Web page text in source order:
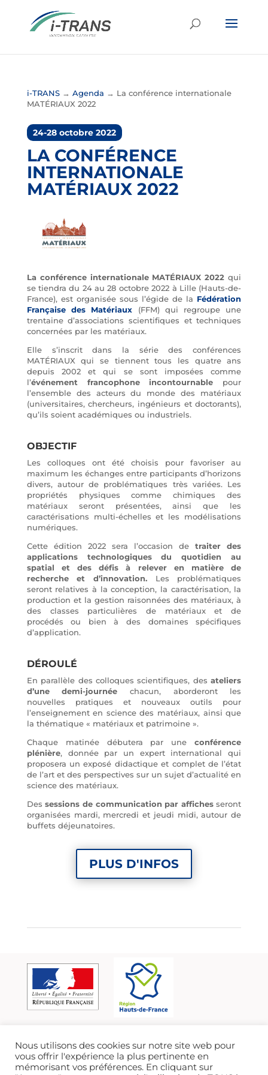
i-TRANS→ Agenda → La conférence internationale
MATÉRIAUX 2022
24-28 octobre 2022
LA CONFÉRENCE
INTERNATIONALE
MATÉRIAUX 2022
La conférence internationale MATÉRIAUX 2022 qui
se tiendra du 24 au 28 octobre 2022 à Lille (Hauts-de-
France), est organisée sous l’égide de la Fédération
Française des Matériaux
(FFM) qui regroupe une
trentaine d’associations scientifiques et techniques
concernées par les matériaux.
Elle s’inscrit dans la série des conférences
MATÉRIAUX qui se tiennent tous les quatre ans
depuis 2002 et qui se sont imposées comme
l’événement francophone incontournable pour
l’ensemble des acteurs du monde des matériaux
(universitaires, chercheurs, ingénieurs et doctorants),
qu’ils soient académiques ou industriels.
OBJECTIF
Les colloques ont été choisis pour favoriser au
maximum les échanges entre participants d’horizons
divers, autour de problématiques très variées. Les
propriétés physiques comme chimiques des
matériaux seront présentées, ainsi que les
caractérisations multi-échelles et les modélisations
numériques.
Cette édition 2022 sera l’occasion detraiter des
applications technologiques du quotidien au
spatial et des défis à relever en matière de
recherche et d’innovation. Les problématiques
seront relatives à la conception, la caractérisation, la
production et la gestion raisonnées des matériaux, à
des classes particulières de matériaux et de
procédés ou bien à des domaines spécifiques
d’application.
DÉROULÉ
En parallèle des colloques scientifiques, desateliers
d’une demi-journée chacun, aborderont les
nouvelles pratiques et nouveaux outils pour
l’enseignement en science des matériaux, ainsi que
la thématique « matériaux et patrimoine ».
Chaque matinée débutera par uneconférence
plénière, donnée par un expert international qui
proposera un exposé didactique et complet de l’état
de l’art et des perspectives sur un sujet d’actualité en
science des matériaux.
Dessessions de communication par affichesseront
organisées mardi, mercredi et jeudi midi, autour de
buffets déjeunatoires.
PLUS D'INFOS
Nous utilisons des cookies sur notre site web pour
vous offrir l'expérience la plus pertinente en
mémorisant vos préférences. En cliquant sur